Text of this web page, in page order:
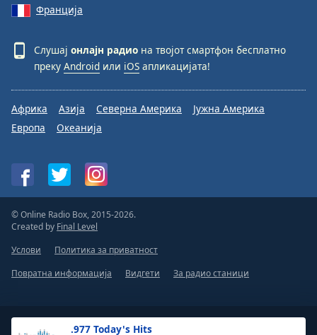
.977 Today's Hits
Франција
Слушај онлајн радио на твојот смартфон бесплатно
преку Android или iOS апликацијата!
Африка Азија Северна Америка
Јужна Америка
Европа
Океанија
© Online Radio Box, 2015-2026.
Created by Final Level
Услови
Политика за приватност
Повратна информација
Видгети За радио станици